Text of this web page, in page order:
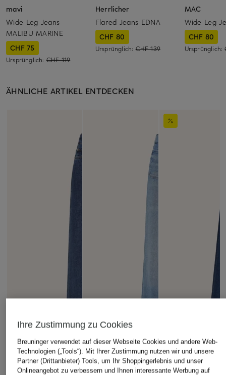
mavi
Wide Leg Jeans
MALIBU MARINE
CHF 75
Ursprünglich: CHF 119
Herrlicher
Flared Jeans EDNA
CHF 80
Ursprünglich:CHF 139
MAC
Wide Leg
CHF 80
Ursprünglich:
ÄHNLICHE ARTIKEL ENTDECKEN
Ihre Zustimmung zu Cookies
Breuninger verwendet auf dieser Webseite Cookies und andere Web-
Technologien („Tools“). Mit Ihrer Zustimmung nutzen wir und unsere
Partner (Drittanbieter) Tools, um Ihr Shoppingerlebnis und unser
Onlineangebot zu verbessern und Ihnen interessante Werbung auf